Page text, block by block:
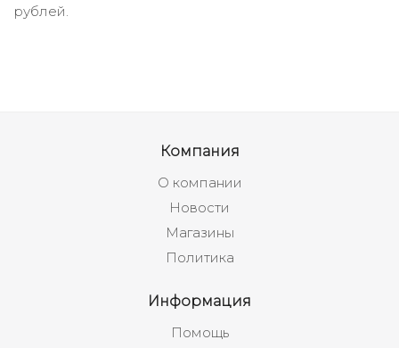
рублей.
Компания
О компании
Новости
Магазины
Политика
Информация
Помощь